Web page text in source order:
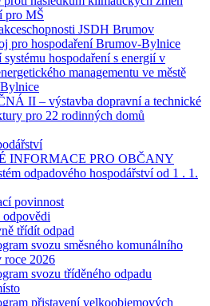
pro MŠ
JSDH Brumov
pro hospodaření Brumov-Bylnice
systému hospodaření s energií v
managementu ve městě
II – výstavba dopravní a technické
pro 22 rodinných domů
INFORMACE PRO OBČANY
odpadového hospodářství od 1 . 1.
povinnost
třídít odpad
svozu směsného komunálního
roce 2026
svozu tříděného odpadu
přistavení velkoobjemových